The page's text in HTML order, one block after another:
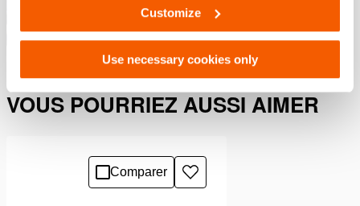
Customize
Use necessary cookies only
5.6 MB
Télécharger
VOUS POURRIEZ AUSSI AIMER
Comparer
Ajouter
à